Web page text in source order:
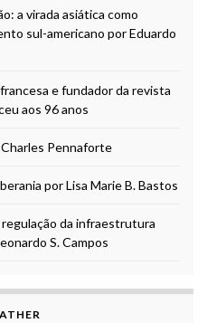
a virada asiática como
sul-americano por Eduardo
e fundador da revista
aos 96 anos
Pennaforte
por Lisa Marie B. Bastos
da infraestrutura
S. Campos